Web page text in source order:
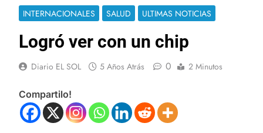
INTERNACIONALES SALUD ULTIMAS NOTICIAS
Logró ver con un chip
Diario EL SOL 5 Años Atrás 0 2 Minutos
Compartilo!